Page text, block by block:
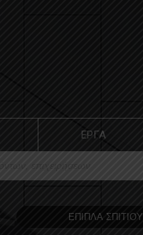
ΕΡΓΑ
ΕΠΙΠΛΑ ΣΠΙΤΙΟΥ